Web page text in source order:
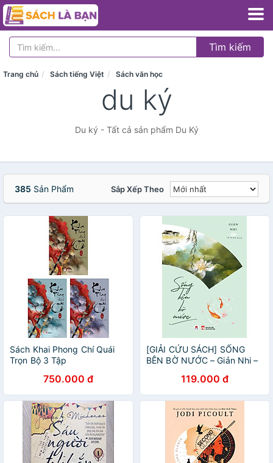
Tìm kiếm
Trang chủ Sách tiếng Việt Sách văn học
du ký
Du ký - Tất cả sản phẩm Du Ký
385 Sản Phẩm Sắp Xếp Theo
Sách Khai Phong Chí Quái
Trọn Bộ 3 Tập
750.000 đ
[GIẢI CỨU SÁCH] SỐNG
BÊN BỜ NƯỚC – Giản Nhi –
119.000 đ